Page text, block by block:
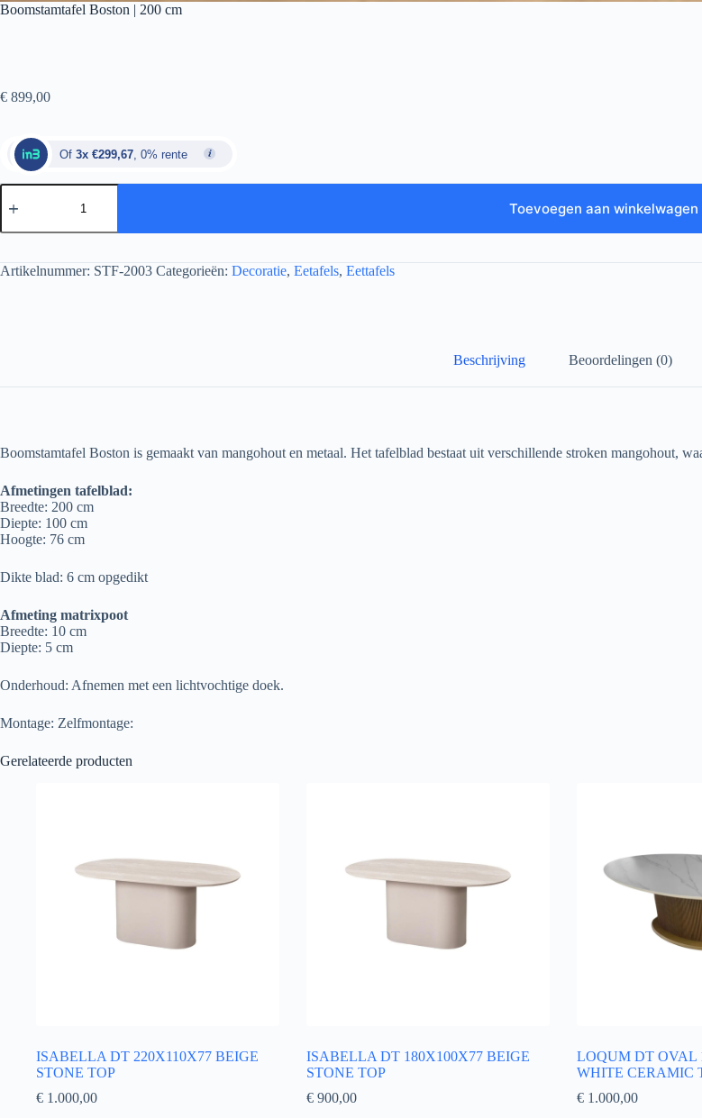
Boomstamtafel Boston | 200 cm
€ 899,00
Of 3x €299,67 , 0% rente
Toevoegen aan winkelwagen
Artikelnummer: STF-2003 Categorieën: Decoratie, Eetafels, Eettafels
Beschrijving Beoordelingen (0)
Boomstamtafel Boston is gemaakt van mangohout en metaal. Het tafelblad bestaat uit verschillende stroken mangohout,
Afmetingen tafelblad:
Breedte: 200 cm
Diepte: 100 cm
Hoogte: 76 cm
Dikte blad: 6 cm opgedikt
Afmeting matrixpoot
Breedte: 10 cm
Diepte: 5 cm
Onderhoud: Afnemen met een lichtvochtige doek.
Montage: Zelfmontage:
Gerelateerde producten
ISABELLA DT 220X110X77 BEIGE
STONE TOP
€ 1.000,00
ISABELLA DT 180X100X77 BEIGE
STONE TOP
€900,00
LOQUM DT OVAL
WHITE CERAMIC
€1.000,00